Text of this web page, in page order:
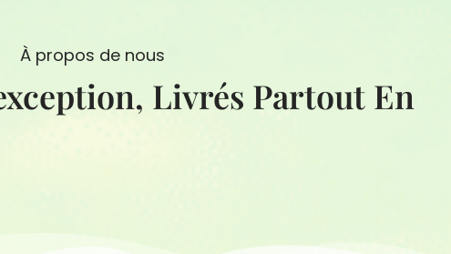
À propos de nous
Livrés Partout En France.